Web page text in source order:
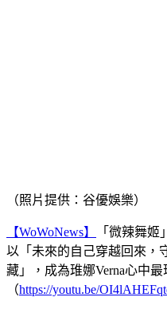
（照片提供：谷優娛樂）
【WoWoNews】
「微辣舞
以「未來的自己穿越回來，
藏」，成為琟娜Verna心中
（https://youtu.be/